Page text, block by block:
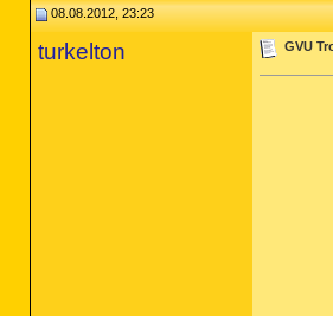
08.08.2012, 23:23
turkelton GVU